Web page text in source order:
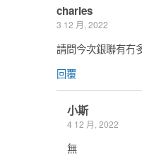
charles
3 12 月, 2022
請問今次銀聯有冇
回覆
小斯
4 12 月, 2022
無